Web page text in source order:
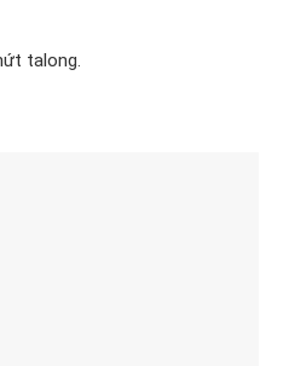
talong.